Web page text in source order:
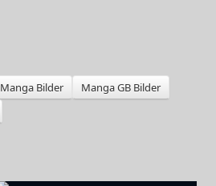
Manga Bilder
Manga GB Bilder